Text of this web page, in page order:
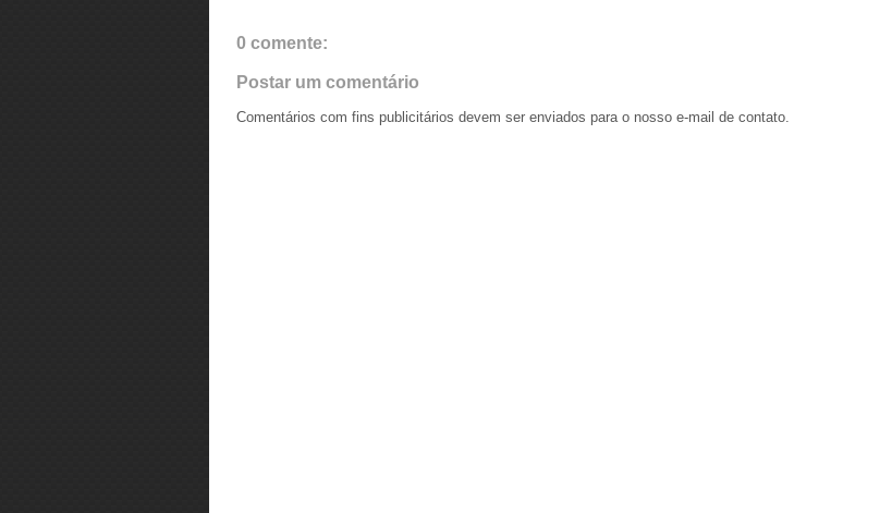
0 comente:
Postar um comentário
Comentários com fins publicitários devem ser enviados para o nosso e-mail de contato.